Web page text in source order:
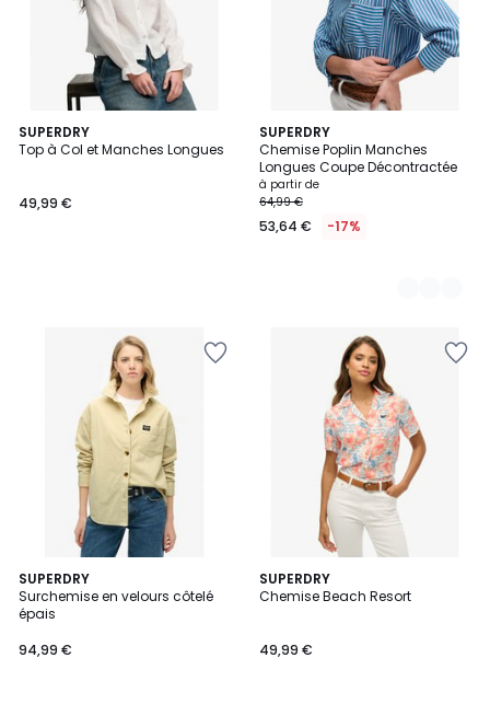
SUPERDRY
Top à Col et Manches Longues
49,99 €
SUPERDRY
Chemise Poplin Manches
Longues Coupe Décontractée
à partir de
64,99 €
53,64 € -17%
2
Couleurs
SUPERDRY
Surchemise en velours côtelé
épais
94,99 €
SUPERDRY
Chemise Beach Resort
49,99 €